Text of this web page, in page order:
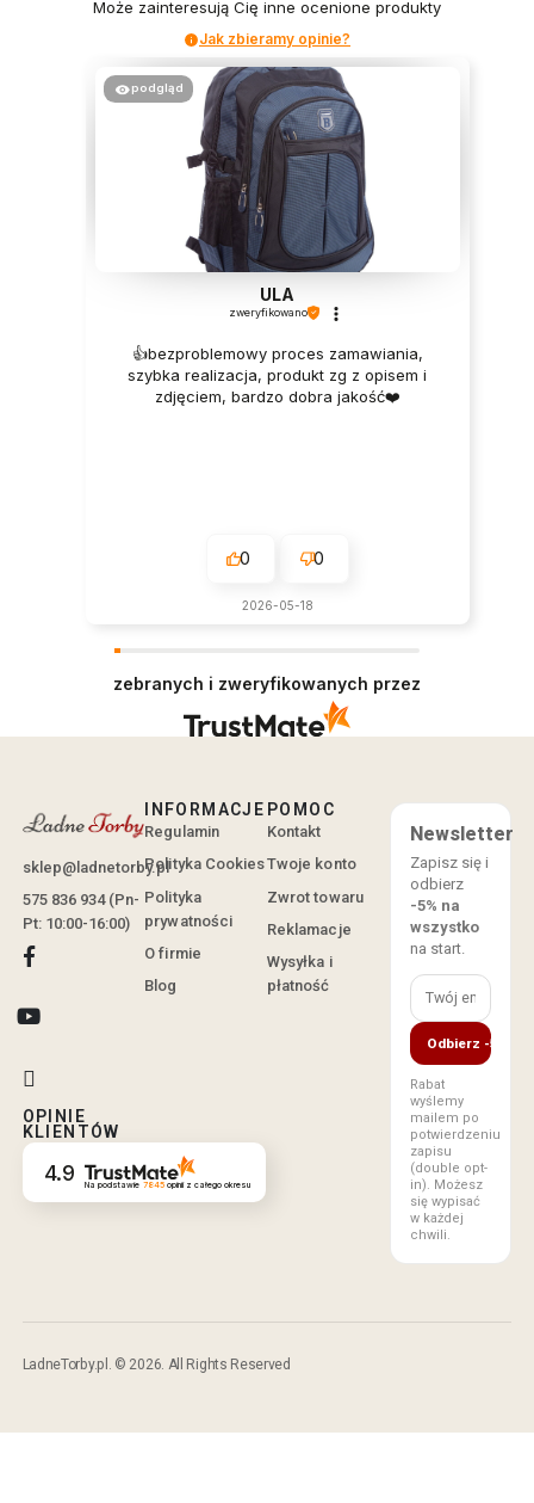
Może zainteresują Cię inne ocenione produkty
Jak zbieramy opinie?
podgląd
ULA
zweryfikowano
👍️bezproblemowy proces zamawiania,
szybka realizacja, produkt zg z opisem i
zdjęciem, bardzo dobra jakość❤️
0 0
2026-05-18
zebranych i zweryfikowanych przez
sklep@ladnetorby.pl
575 836 934 (Pn-
Pt: 10:00-16:00)
OPINIE
KLIENTÓW
4.9 Na podstawie 7845opinii z całego okresu
INFORMACJE
Regulamin
Polityka Cookies
Polityka
prywatności
O firmie
Blog
POMOC
Kontakt
Twoje konto
Zwrot towaru
Reklamacje
Wysyłka i
płatność
Newsletter
Zapisz się i
odbierz
-5% na
wszystko
na start.
Odbierz -5%
Rabat
wyślemy
mailem po
potwierdzeniu
zapisu
(double opt-
in). Możesz
się wypisać
w każdej
chwili.
LadneTorby.pl. © 2026. All Rights Reserved